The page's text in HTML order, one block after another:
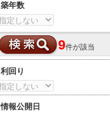
築年数
9件が該当
利回り
情報公開日